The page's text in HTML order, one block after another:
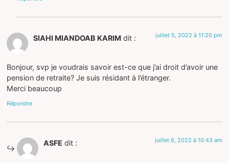
SIAHI MIANDOAB KARIM dit : juillet 5, 2022 à 11:20 pm
Bonjour, svp je voudrais savoir est-ce que j’ai droit d’avoir une
pension de retraite? Je suis résidant à l’étranger.
Merci beaucoup
Répondre
ASFE dit : juillet 6, 2022 à 10:43 am